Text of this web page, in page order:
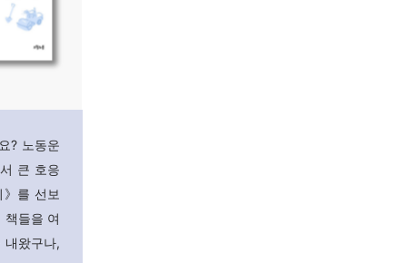
? 노동운
큰 호응
를 선보
들을 여
내왔구나,